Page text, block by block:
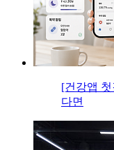
[건강앱
다면